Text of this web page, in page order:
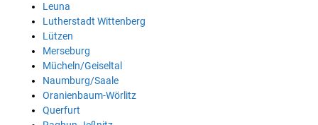
Leuna
Lutherstadt Wittenberg
Lützen
Merseburg
Mücheln/Geiseltal
Naumburg/Saale
Oranienbaum-Wörlitz
Querfurt